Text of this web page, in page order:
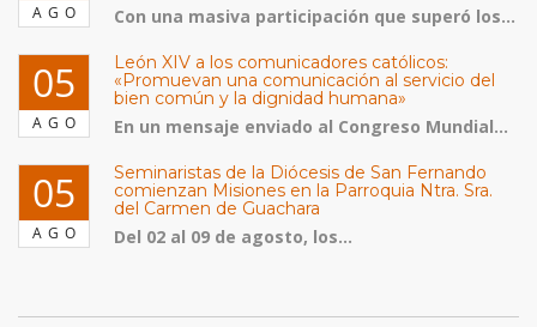
AGO Con una masiva participación que superó los...
05
AGO
León XIV a los comunicadores católicos:
«Promuevan una comunicación al servicio del
bien común y la dignidad humana»
En un mensaje enviado al Congreso Mundial...
05
AGO
Seminaristas de la Diócesis de San Fernando
comienzan Misiones en la Parroquia Ntra. Sra.
del Carmen de Guachara
Del 02 al 09 de agosto, los...